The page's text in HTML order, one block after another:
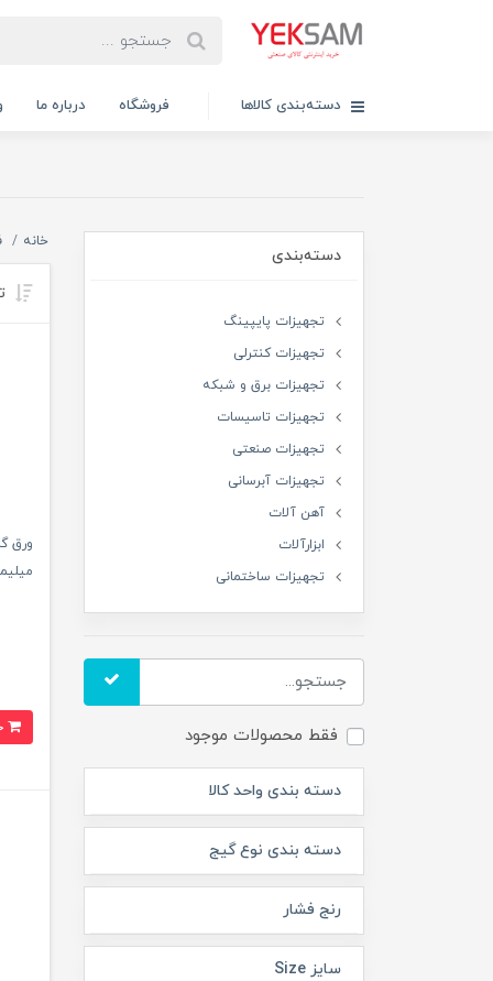
دسته‌بندی کالاها فروشگاه درباره ما
دسته‌بندی
تجهیزات پایپینگ
تجهیزات کنترلی
تجهیزات برق و شبکه
تجهیزات تاسیسات
تجهیزات صنعتی
تجهیزات آبرسانی
آهن آلات
ابزارآلات
تجهیزات ساختمانی
فقط محصولات موجود
دسته بندی واحد کالا
دسته بندی نوع گیج
رنج فشار
سایز Size
خانه